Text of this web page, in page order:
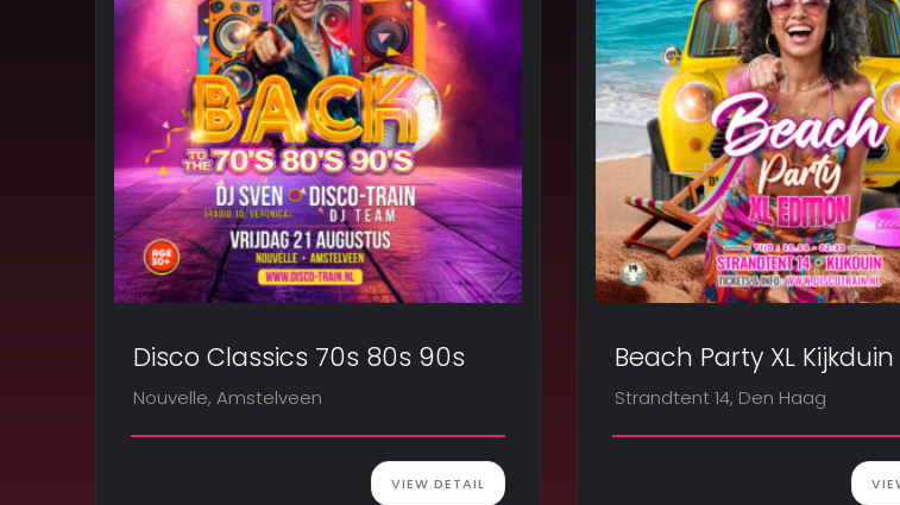
Disco Classics 70s 80s 90s
Nouvelle, Amstelveen
VIEW DETAIL
Beach Party XL Kijkduin
Strandtent 14, Den Haag